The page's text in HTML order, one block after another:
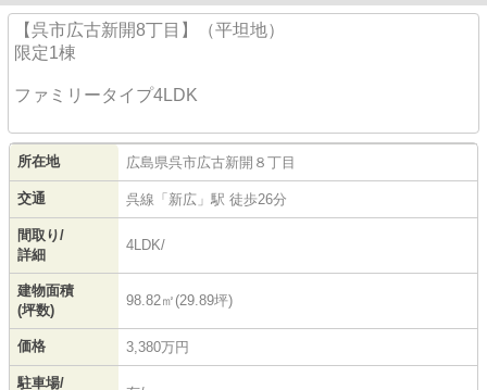
【呉市広古新開8丁目】（平坦地）
限定1棟
ファミリータイプ4LDK
所在地 広島県呉市広古新開 ８丁目
交通 呉線 「 新広 」駅 徒歩26分
間取り/
詳細
4LDK/
建物面積
(坪数)
98.82㎡(29.89坪)
価格 3,380万円
駐車場/